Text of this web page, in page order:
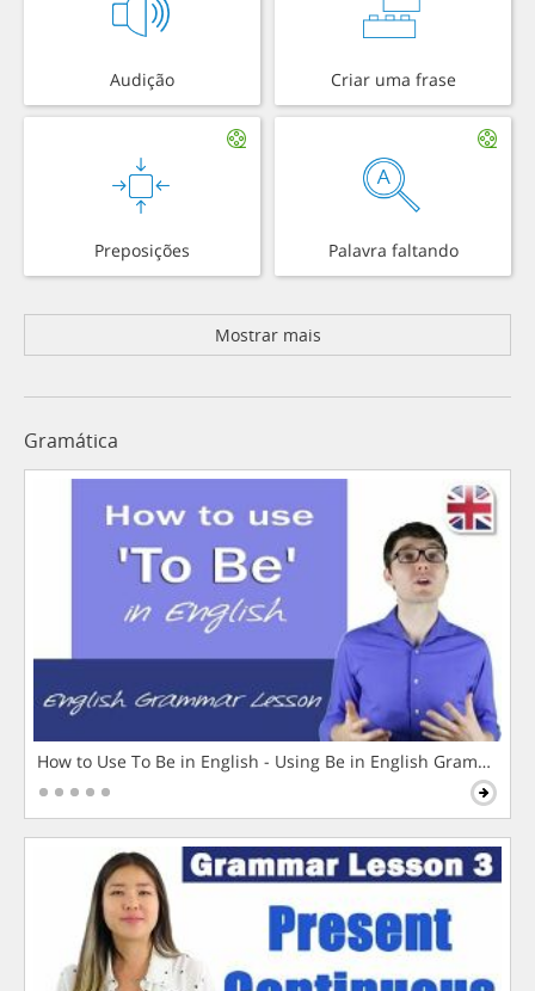
Audição Criar uma frase
Preposições Palavra faltando
Mostrar mais
Gramática
How to Use To Be in English - Using Be in English Grammar